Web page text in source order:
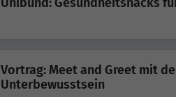
Vortrag: Meet and Greet mit
Unterbewusstsein